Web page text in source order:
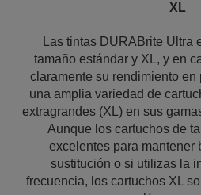
XL
Las tintas DURABrite Ultra
tamaño estándar y XL, y en
claramente su rendimiento en
una amplia variedad de
extragrandes (XL) en sus
Aunque los cartuchos de
excelentes para mantener
sustitución o si utilizas la
frecuencia, los cartuchos XL